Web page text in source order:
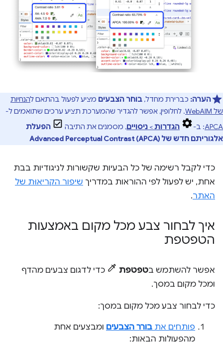
הערה: כברירת מחדל, בוחר הצבעים מציע לפעול בהתאם להנחיות
של WebAIM
. לחלופין, אפשר להגדיר שהמערכת תציע ערכים שתואמים ל-
APCA: ב- הגדרות> ניסויים, מסמנים את התיבה
הפעלת
אלגוריתם חדש של Advanced Perceptual Contrast (APCA)
כדי לקבל רשימה של כל הבעיות שקשורות לניגודיות בבת
אחת, יש לפעול לפי ההוראות במדריך שיפור הקריאוּת של
האתר.
איך לבחור צבע מכל מקום באמצעות
הטפטפת
אפשר להשתמש בטפטפת
כדי לדגום צבעים מהדף
ומכל מקום במסך.
כדי לבחור צבע מכל מקום במסך:
פותחים את בורר הצבעים ומבצעים אחת
מהפעולות הבאות: